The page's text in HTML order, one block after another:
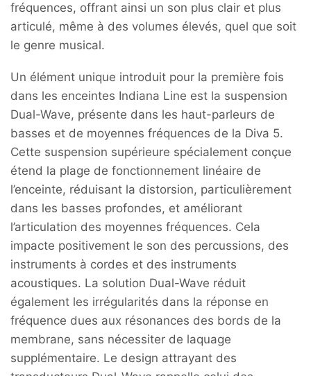
fréquences, offrant ainsi un son plus clair et plus
articulé, même à des volumes élevés, quel que soit
le genre musical.
Un élément unique introduit pour la première fois
dans les enceintes Indiana Line est la suspension
Dual-Wave, présente dans les haut-parleurs de
basses et de moyennes fréquences de la Diva 5.
Cette suspension supérieure spécialement conçue
étend la plage de fonctionnement linéaire de
l’enceinte, réduisant la distorsion, particulièrement
dans les basses profondes, et améliorant
l’articulation des moyennes fréquences. Cela
impacte positivement le son des percussions, des
instruments à cordes et des instruments
acoustiques. La solution Dual-Wave réduit
également les irrégularités dans la réponse en
fréquence dues aux résonances des bords de la
membrane, sans nécessiter de laquage
supplémentaire. Le design attrayant des